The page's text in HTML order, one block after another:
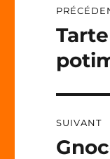
T
I
V
E
:
de
SUIVANT